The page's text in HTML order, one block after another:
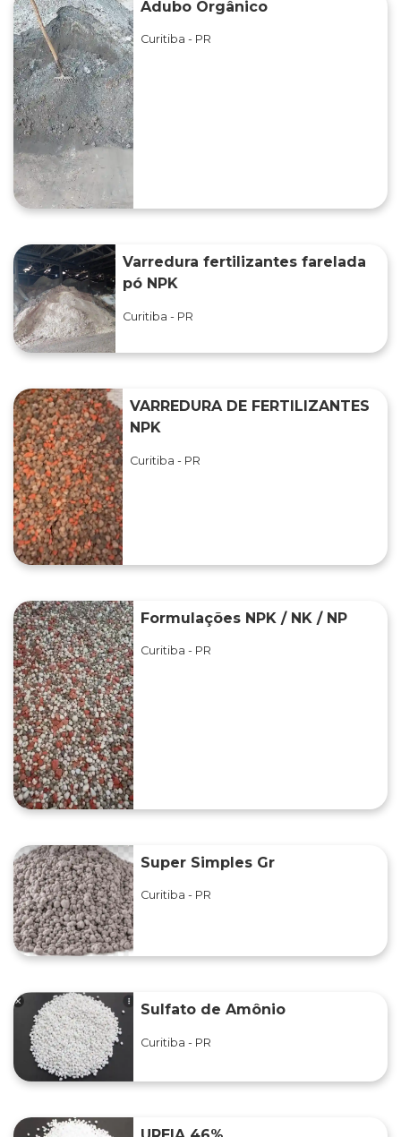
Adubo Orgânico
Curitiba - PR
Varredura fertilizantes farelada
pó NPK
Curitiba - PR
VARREDURA DE FERTILIZANTES
NPK
Curitiba - PR
Formulações NPK / NK / NP
Curitiba - PR
Super Simples Gr
Curitiba - PR
Sulfato de Amônio
Curitiba - PR